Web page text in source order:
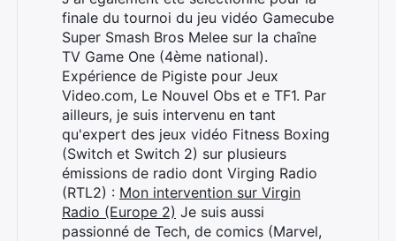
finale du tournoi du jeu vidéo Gamecube
Super Smash Bros Melee sur la chaîne
TV Game One (4ème national).
Expérience de Pigiste pour Jeux
Video.com, Le Nouvel Obs et e TF1. Par
ailleurs, je suis intervenu en tant
qu'expert des jeux vidéo Fitness Boxing
(Switch et Switch 2) sur plusieurs
émissions de radio dont Virging Radio
(RTL2) : Mon intervention sur Virgin
Radio (Europe 2) Je suis aussi
passionné de Tech, de comics (Marvel,